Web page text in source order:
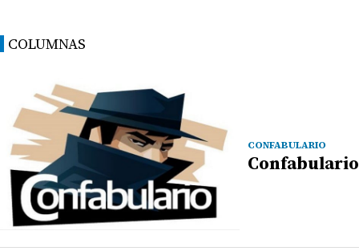
COLUMNAS
CONFABULARIO
Confabulario